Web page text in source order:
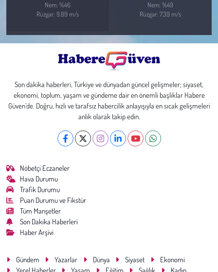
Nem: %46
Rüzgar: 9.89 m/s
Nem: %49
Rüzgar: 7.39 m/s
Son dakika haberleri, Türkiye ve dünyadan güncel gelişmeler; siyaset,
ekonomi, toplum, yaşam ve gündeme dair en önemli başlıklar Habere
Güven’de. Doğru, hızlı ve tarafsız habercilik anlayışıyla en sıcak gelişmeleri
anlık olarak takip edin.
Nöbetçi Eczaneler
Hava Durumu
Trafik Durumu
Puan Durumu ve Fikstür
Tüm Manşetler
Son Dakika Haberleri
Haber Arşivi
Gündem Yazarlar Dünya Siyaset
Ekonomi
Yerel Haberler
Yaşam Eğitim Sağlık Kadın